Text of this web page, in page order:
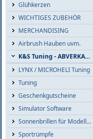
Glühkerzen
WICHTIGES ZUBEHÖR
MERCHANDISING
Airbrush Hauben uvm.
K&S Tuning - ABVERKAUF
LYNX / MICROHELI Tuning
Tuning
Geschenkgutscheine
Simulator Software
Sonnenbrillen für Modellflieger
Sportrümpfe